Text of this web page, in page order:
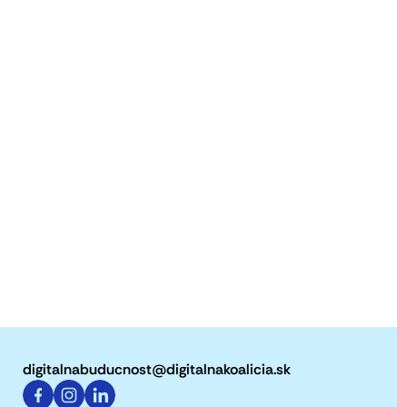
digitalnabuducnost@digitalnakoalicia.sk
https://www.facebook.com/
https://www.instagram.com/